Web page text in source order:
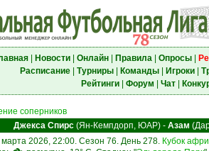
| Новости| Онлайн| Правила| Опросы|
Расписание| Турниры| Команды| Игроки|
Рейтинги| Форум Чат|
соперников
Джекса Спирс(Ян-Кемпдорп, ЮАР)- Азам
марта 2026, 22:00. Сезон 76. День 278. Кубок